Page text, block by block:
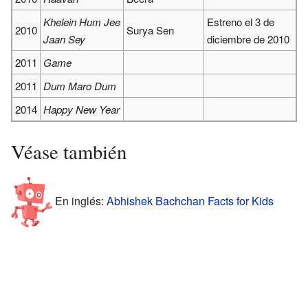
2010
Khelein Hum Jee
Jaan Sey
Surya Sen
Estreno el 3 de
diciembre de 2010
2011 Game
2011 Dum Maro Dum
2014 Happy New Year
Véase también
En inglés: Abhishek Bachchan Facts for Kids